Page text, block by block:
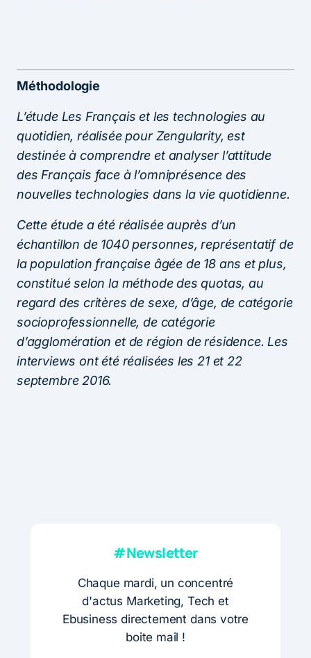
Méthodologie
L’étude Les Français et les technologies au
quotidien, réalisée pour Zengularity, est
destinée à comprendre et analyser l’attitude
des Français face à l’omniprésence des
nouvelles technologies dans la vie quotidienne.
Cette étude a été réalisée auprès d’un
échantillon de 1040 personnes, représentatif de
la population française âgée de 18 ans et plus,
constitué selon la méthode des quotas, au
regard des critères de sexe, d’âge, de catégorie
socioprofessionnelle, de catégorie
d’agglomération et de région de résidence. Les
interviews ont été réalisées les 21 et 22
septembre 2016.
#Newsletter
Chaque mardi, un concentré
d'actus Marketing, Tech et
Ebusiness directement dans votre
boite mail !